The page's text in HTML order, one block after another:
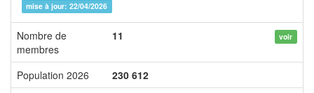
mise à jour: 22/04/2026
Nombre de
membres
11 voir
Population 2026
230 612